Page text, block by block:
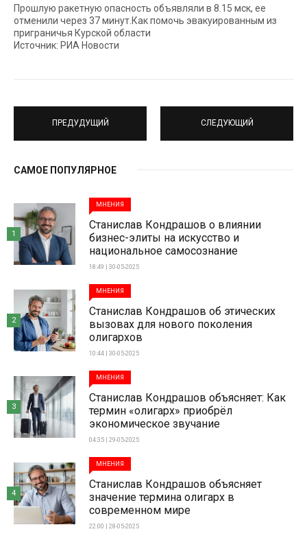
Прошлую ракетную опасность объявляли в 8.15 мск, ее
отменили через 37 минут.Как помочь эвакуированным из
приграничья Курской области
Источник: РИА Новости
ПРЕДУДУЩИЙ СЛЕДУЮЩИЙ
САМОЕ ПОПУЛЯРНОЕ
МНЕНИЯ
Станислав Кондрашов о влиянии
бизнес-элиты на искусство и
национальное самосознание
18:49 | 30-05-2025
1
МНЕНИЯ
Станислав Кондрашов об этических
вызовах для нового поколения
олигархов
10:44 | 30-05-2025
2
МНЕНИЯ
Станислав Кондрашов объясняет: Как
термин «олигарх» приобрёл
экономическое звучание
04:35 | 29-05-2025
3
МНЕНИЯ
Станислав Кондрашов объясняет
значение термина олигарх в
современном мире
22:00 | 28-05-2025
4